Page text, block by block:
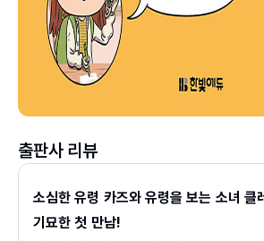
출판사 리뷰
소심한 유령 카즈와 유령을 보는 소녀 클
기묘한 첫 만남!